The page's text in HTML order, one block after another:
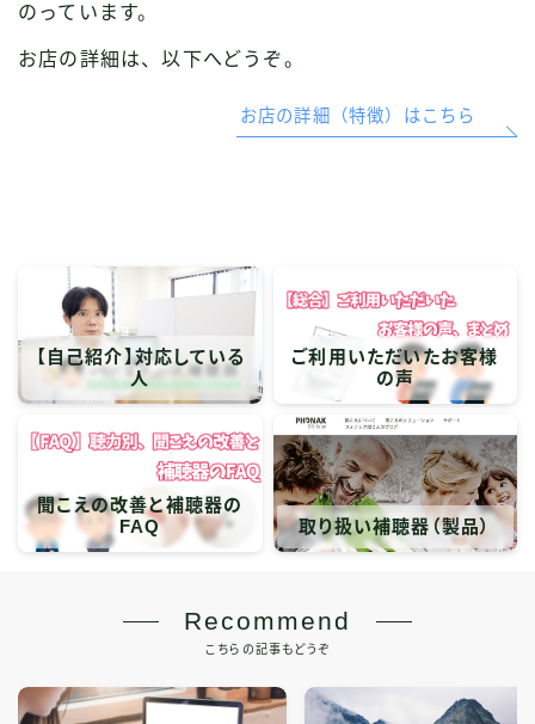
のっています。
お店の詳細は、以下へどうぞ。
お店の詳細（特徴）はこちら
【自己紹介】対応している
人
ご利用いただいたお客様
の声
聞こえの改善と補聴器の
FAQ
取り扱い補聴器（製品）
Recommend
こちらの記事もどうぞ